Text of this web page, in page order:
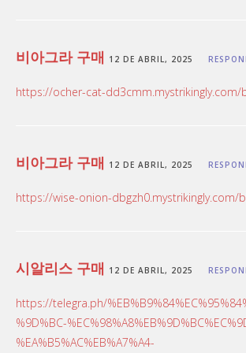
비아그라 구매 12 DE ABRIL, 2025
https://ocher-cat-dd3cmm.mystrikingly.com/
비아그라 구매 12 DE ABRIL, 2025
https://wise-onion-dbgzh0.mystrikingly.com/
시알리스 구매 12 DE ABRIL, 2025
https://telegra.ph/
%9D%BC-
%EA%B5%AC%EB%A7%A4-